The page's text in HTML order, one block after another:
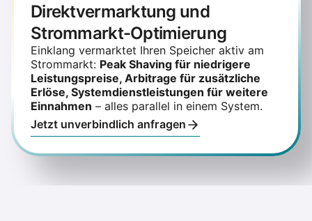
Direktvermarktung und
Strommarkt-Optimierung
Einklang vermarktet Ihren Speicher aktiv am
Strommarkt: Peak Shaving für niedrigere
Leistungspreise, Arbitrage für zusätzliche
Erlöse, Systemdienstleistungen für weitere
Einnahmen – alles parallel in einem System.
Jetzt unverbindlich anfragen